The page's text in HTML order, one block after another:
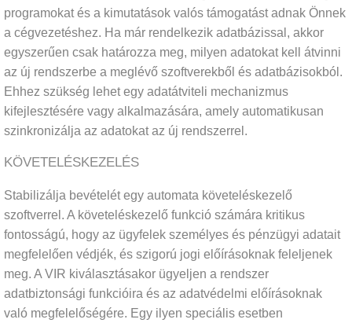
programokat és a kimutatások valós támogatást adnak Önnek
a cégvezetéshez. Ha már rendelkezik adatbázissal, akkor
egyszerűen csak határozza meg, milyen adatokat kell átvinni
az új rendszerbe a meglévő szoftverekből és adatbázisokból.
Ehhez szükség lehet egy adatátviteli mechanizmus
kifejlesztésére vagy alkalmazására, amely automatikusan
szinkronizálja az adatokat az új rendszerrel.
KÖVETELÉSKEZELÉS
Stabilizálja bevételét egy automata követeléskezelő
szoftverrel. A követeléskezelő funkció számára kritikus
fontosságú, hogy az ügyfelek személyes és pénzügyi adatait
megfelelően védjék, és szigorú jogi előírásoknak feleljenek
meg. A VIR kiválasztásakor ügyeljen a rendszer
adatbiztonsági funkcióira és az adatvédelmi előírásoknak
való megfelelőségére. Egy ilyen speciális esetben